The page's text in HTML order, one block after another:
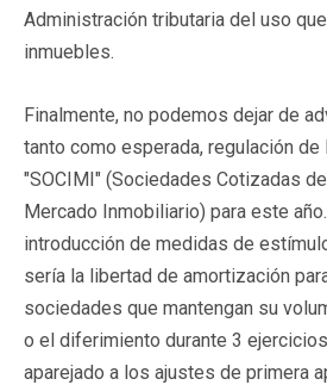
Administración tributaria del uso
inmuebles.
Finalmente, no podemos dejar de
tanto como esperada, regulación
"SOCIMI" (Sociedades Cotizadas
Mercado Inmobiliario) para este
introducción de medidas de
sería la libertad de amortización
sociedades que mantengan su
o el diferimiento durante 3
aparejado a los ajustes de primera